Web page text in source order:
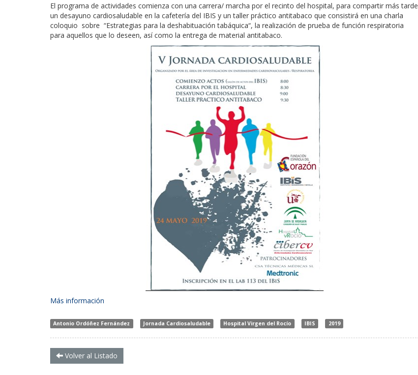
El programa de actividades comienza con una carrera/ marcha por el recinto del hospital, para compartir más tarde
un desayuno cardiosaludable en la cafetería del IBIS y un taller práctico antitabaco que consistirá en una charla
coloquio sobre “Estrategias para la deshabituación tabáquica“, la realización de prueba de función respiratoria
para aquellos que lo deseen, así como la entrega de material antitabaco.
Más información
Antonio Ordóñez Fernández Jornada Cardiosaludable Hospital Virgen del Rocío IBIS 2019
Volver al Listado